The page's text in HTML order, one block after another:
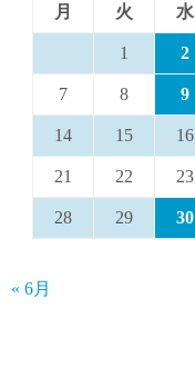
月
火 水
1 2
7 8 9
14 15 16
21 22 23
28 29 30
« 6月